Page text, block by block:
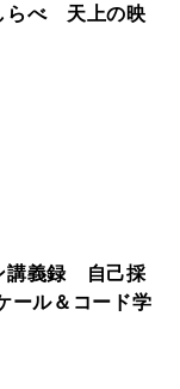
らべ 天上の映
講義録 自己採
ール＆コード学